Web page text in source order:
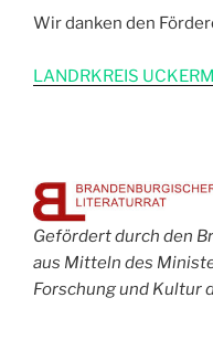
Wir danken den
LANDRKREIS
Gefördert durch den
aus Mitteln des
Forschung und Kultur